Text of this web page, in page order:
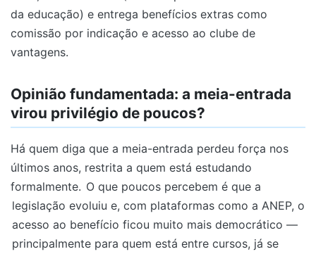
da educação) e entrega benefícios extras como
comissão por indicação e acesso ao clube de
vantagens.
Opinião fundamentada: a meia-entrada
virou privilégio de poucos?
Há quem diga que a meia-entrada perdeu força nos
últimos anos, restrita a quem está estudando
formalmente. O que poucos percebem é que a
legislação evoluiu e, com plataformas como a ANEP, o
acesso ao benefício ficou muito mais democrático —
principalmente para quem está entre cursos, já se